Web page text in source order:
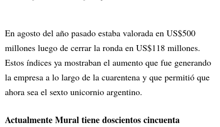
En agosto del año pasado estaba valorada en US$500
millones luego de cerrar la ronda en US$118 millones.
Estos índices ya mostraban el aumento que fue generando
la empresa a lo largo de la cuarentena y que permitió que
ahora sea el sexto unicornio argentino.
Actualmente Mural tiene doscientos cincuenta